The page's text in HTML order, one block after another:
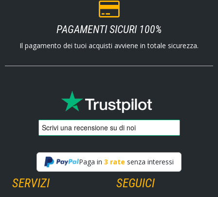
PAGAMENTI SICURI 100%
Il pagamento dei tuoi acquisti avviene in totale sicurezza.
Paga in 3 rate senza interessi
SERVIZI SEGUICI